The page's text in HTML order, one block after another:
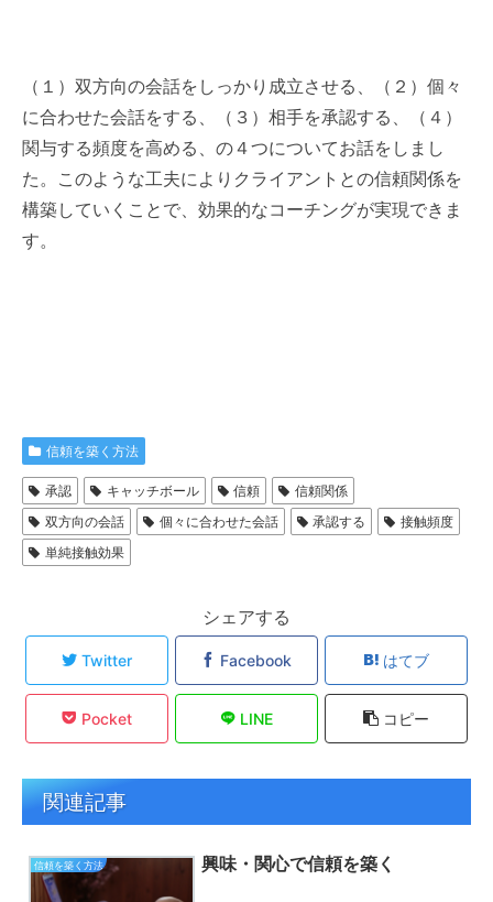
（１）双方向の会話をしっかり成立させる、（２）個々
に合わせた会話をする、（３）相手を承認する、（４）
関与する頻度を高める、の４つについてお話をしまし
た。このような工夫によりクライアントとの信頼関係を
構築していくことで、効果的なコーチングが実現できま
す。
信頼を築く方法
承認 キャッチボール 信頼
信頼関係
双方向の会話
個々に合わせた会話 承認する
接触頻度
単純接触効果
シェアする
Twitter Facebook はてブ
Pocket LINE コピー
関連記事
信頼を築く方法 興味・関心で信頼を築く